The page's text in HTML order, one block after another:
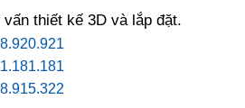
vấn thiết kế 3D và lắp đặt.